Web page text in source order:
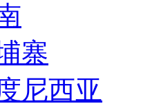
寨
尼西亚